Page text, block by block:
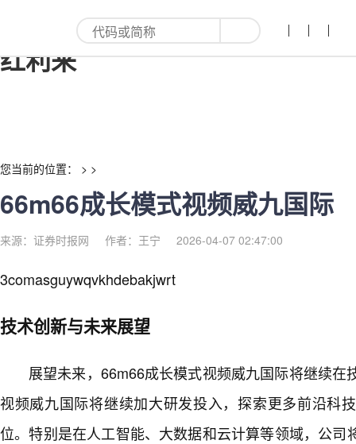
66m66成长模式视频威九国际-
红利来
您当前的位置： > >
66m66成长模式视频威九国际
来源：证券时报网 作者：王宁 2026-04-07 02:47:00
3comasguywqvkhdebakjwrt
技术创新与未来展望
展望未来，66m66成长模式视频威九国际将继续在
视频威九国际将继续加大研发投入，探索更多前沿科
位。特别是在人工智能、大数据和云计算等领域，公司